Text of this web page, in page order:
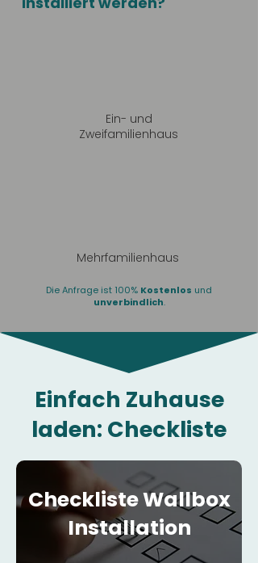
Ein- und
Zweifamilienhaus
Mehrfamilienhaus
Die Anfrage ist 100% Kostenlos und
unverbindlich.
Einfach Zuhause
laden: Checkliste
Checkliste Wallbox
Installation